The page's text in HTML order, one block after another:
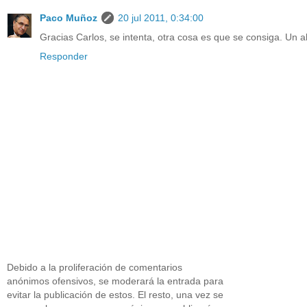
Paco Muñoz
20 jul 2011, 0:34:00
Gracias Carlos, se intenta, otra cosa es que se consiga. Un
Responder
Debido a la proliferación de comentarios
anónimos ofensivos, se moderará la entrada para
evitar la publicación de estos. El resto, una vez se